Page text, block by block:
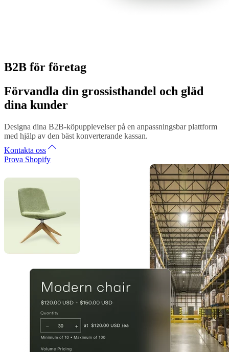
B2B för företag
Förvandla din grossisthandel och gläd
dina kunder
Designa dina B2B-köpupplevelser på en anpassningsbar plattform
med hjälp av den bäst konverterande kassan.
Kontakta oss
Prova Shopify